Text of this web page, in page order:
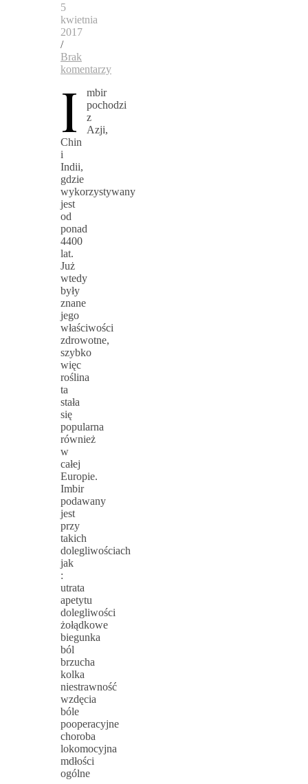
5
kwietnia
2017
/
Brak
komentarzy
I
mbir
pochodzi
z
Azji,
Chin
i
Indii,
gdzie
wykorzystywany
jest
od
ponad
4400
lat.
Już
wtedy
były
znane
jego
właściwości
zdrowotne,
szybko
więc
roślina
ta
stała
się
popularna
również
w
całej
Europie.
Imbir
podawany
jest
przy
takich
dolegliwościach
jak
:
utrata
apetytu
dolegliwości
żołądkowe
biegunka
ból
brzucha
kolka
niestrawność
wzdęcia
bóle
pooperacyjne
choroba
lokomocyjna
mdłości
ogólne